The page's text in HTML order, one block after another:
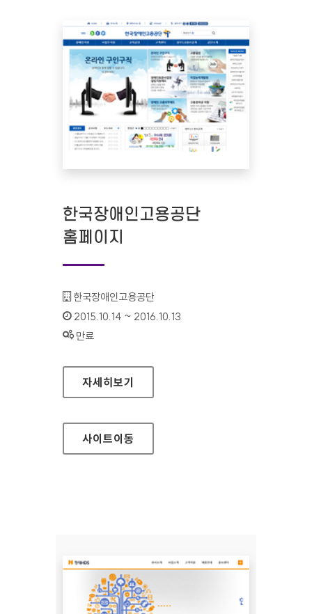
한국장애인고용공단
홈페이지
기관명 :
한국장애인고용공단
인증기간 :
2015.10.14 ~ 2016.10.13
상태 :
만료
한국장애인고용공단 홈페이지
자세히보기
사이트이동